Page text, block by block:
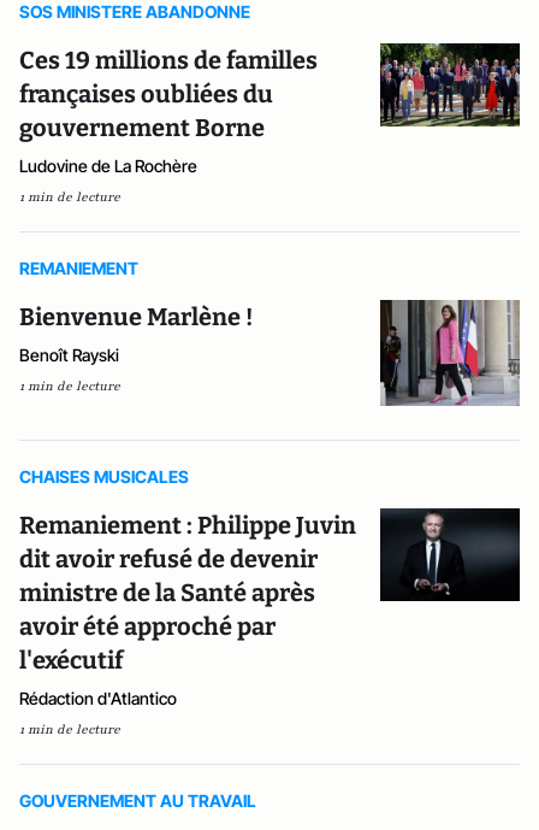
SOS MINISTERE ABANDONNE
Ces 19 millions de familles
françaises oubliées du
gouvernement Borne
Ludovine de La Rochère
1 min de lecture
REMANIEMENT
Bienvenue Marlène !
Benoît Rayski
1 min de lecture
CHAISES MUSICALES
Remaniement : Philippe Juvin
dit avoir refusé de devenir
ministre de la Santé après
avoir été approché par
l'exécutif
Rédaction d'Atlantico
1 min de lecture
GOUVERNEMENT AU TRAVAIL